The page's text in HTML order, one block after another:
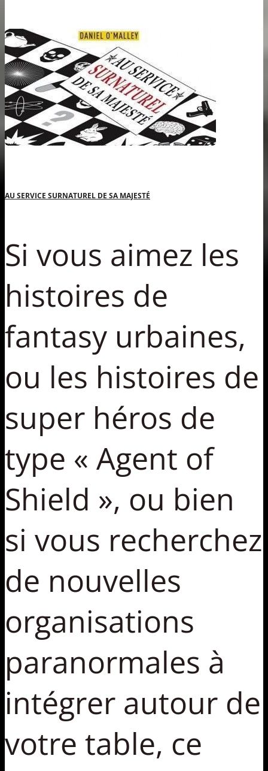
AU SERVICE SURNATUREL DE SA MAJESTÉ
Si vous aimez les
histoires de
fantasy urbaines,
ou les histoires de
super héros de
type « Agent of
Shield », ou bien
si vous recherchez
de nouvelles
organisations
paranormales à
intégrer autour de
votre table, ce